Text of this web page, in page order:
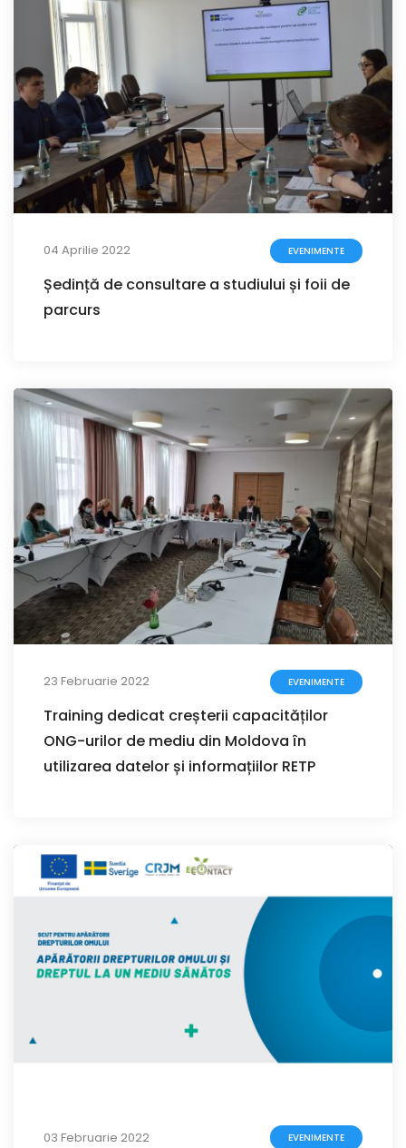
04 Aprilie 2022 EVENIMENTE
Ședință de consultare a studiului și foii de
parcurs
23 Februarie 2022 EVENIMENTE
Training dedicat creșterii capacităților
ONG-urilor de mediu din Moldova în
utilizarea datelor și informațiilor RETP
03 Februarie 2022 EVENIMENTE